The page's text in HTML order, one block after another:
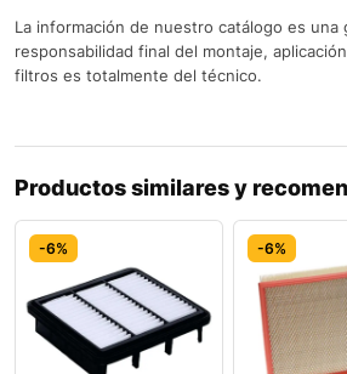
La información de nuestro catálogo es una
responsabilidad final del montaje,
filtros es totalmente del técnico.
Productos similares y
-6% -6%